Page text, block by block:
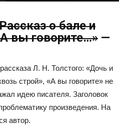
о бале и
вы говорите…» —
Л. Н. Толстого: «Дочь и
строй», «А вы говорите» не
идею писателя. Заголовок
произведения. На
автор.